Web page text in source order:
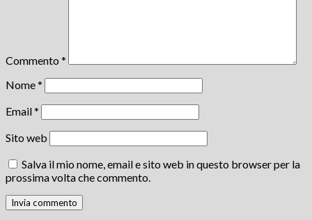
Commento *
Nome*
Email*
Sito web
Salva il mio nome, email e sito web in questo browser per la
prossima volta che commento.